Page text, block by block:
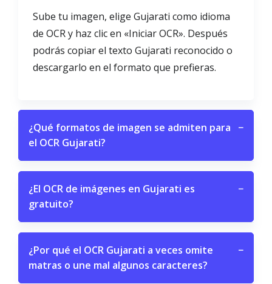
Sube tu imagen, elige Gujarati como idioma
de OCR y haz clic en «Iniciar OCR». Después
podrás copiar el texto Gujarati reconocido o
descargarlo en el formato que prefieras.
¿Qué formatos de imagen se admiten para
el OCR Gujarati?
−
¿El OCR de imágenes en Gujarati es
gratuito?
−
¿Por qué el OCR Gujarati a veces omite
matras o une mal algunos caracteres?
−